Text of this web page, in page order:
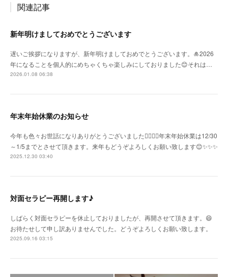
関連記事
新年明けましておめでとうございます
遅いご挨拶になりますが、新年明けましておめでとうございます。🎍2026
年になることを個人的にめちゃくちゃ楽しみにしておりました😊それは…
2026.01.08 06:38
年末年始休業のお知らせ
今年も色々お世話になりありがとうございました🙇‍♀️🙇‍♀️年末年始休業は12/30
～1/5までとさせて頂きます。来年もどうぞよろしくお願い致します😊✨✨✨
2025.12.30 03:40
対面セラピー再開します♪
しばらく対面セラピーを休止しておりましたが、再開させて頂きます。😄
お待たせして申し訳ありませんでした。どうぞよろしくお願い致します。
2025.09.16 03:15